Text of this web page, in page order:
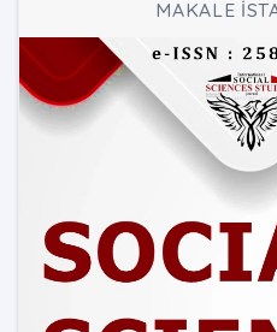
MAKALE